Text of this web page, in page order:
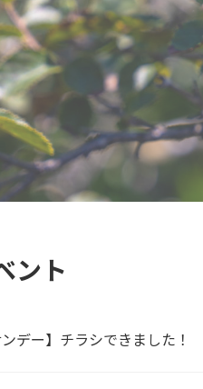
ント
ンデー】チラシできました！